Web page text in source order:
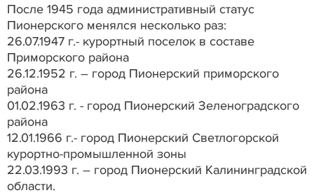
После 1945 года административный статус
Пионерского менялся несколько раз:
26.07.1947 г.- курортный поселок в составе
Приморского района
26.12.1952 г. – город Пионерский приморского
района
01.02.1963 г. - город Пионерский Зеленоградского
района
12.01.1966 г.- город Пионерский Светлогорской
курортно-промышленной зоны
22.03.1993 г. – город Пионерский Калининградской
области.